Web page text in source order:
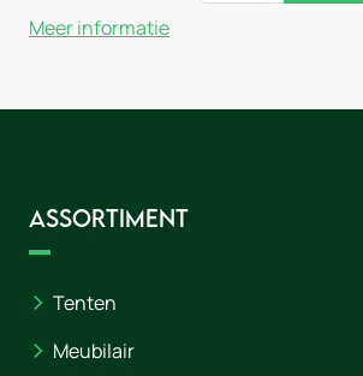
Meer informatie
Assortiment
Tenten
Meubilair